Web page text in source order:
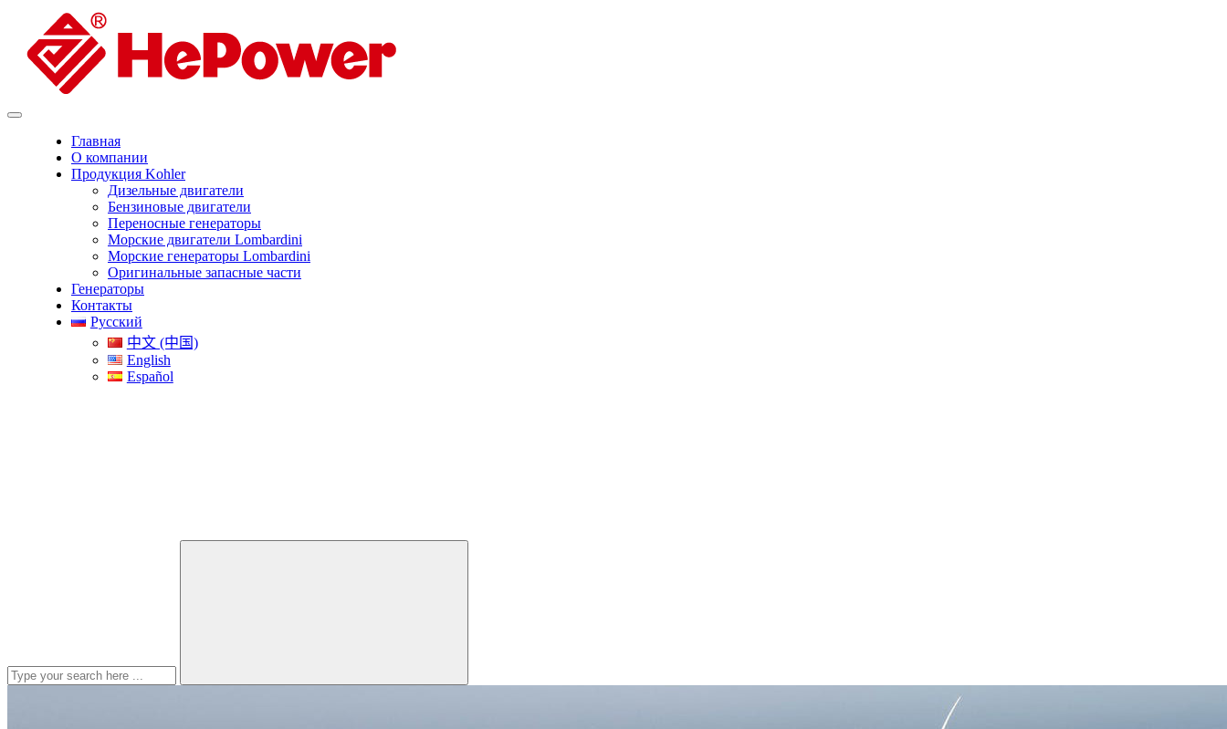
Главная
О компании
Продукция Kohler
Дизельные двигатели
Бензиновые двигатели
Переносные генераторы
Морские двигатели Lombardini
Морские генераторы Lombardini
Оригинальные запасные части
Генераторы
Контакты
Русский
中文 (中国)
English
Español